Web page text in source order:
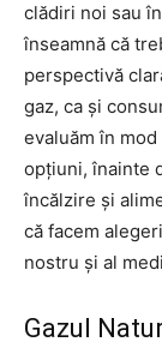
clădiri noi sau
înseamnă că
perspectivă
gaz, ca și
evaluăm în
opțiuni, înainte
încălzire și
că facem
nostru și al
Gazul